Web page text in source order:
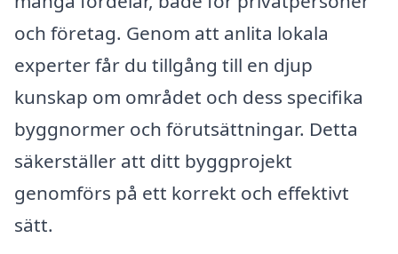
och företag. Genom att anlita lokala
experter får du tillgång till en djup
kunskap om området och dess specifika
byggnormer och förutsättningar. Detta
säkerställer att ditt byggprojekt
genomförs på ett korrekt och effektivt
sätt.